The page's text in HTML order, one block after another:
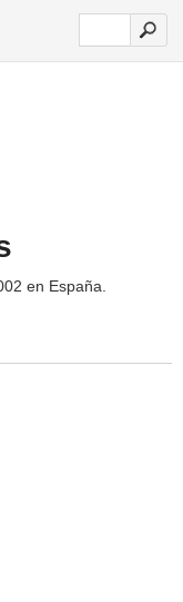
en España.